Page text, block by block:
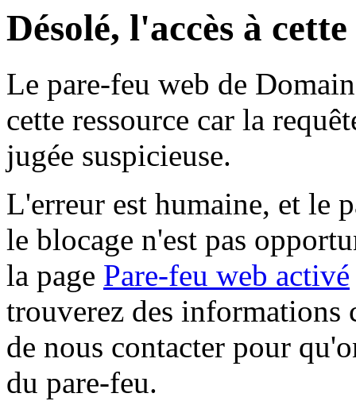
Désolé, l'accès à
Le pare-feu web de
cette ressource car la
jugée suspicieuse.
L'erreur est humaine, et le
le blocage n'est pas
la page Pare-feu web activé
trouverez des informations
de nous contacter pour
du pare-feu.